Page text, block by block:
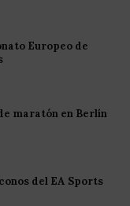
Europeo de
maratón en Berlín
del EA Sports